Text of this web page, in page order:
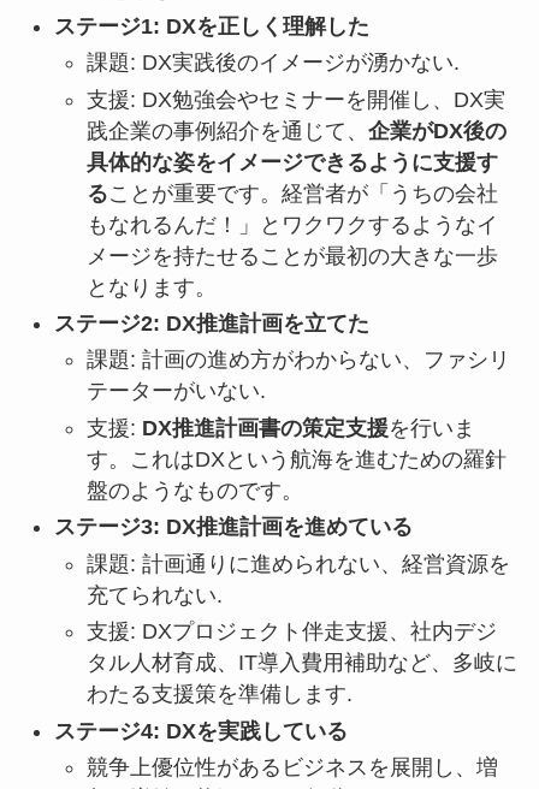
ステージ1: DXを正しく理解した
課題: DX実践後のイメージが湧かない.
支援: DX勉強会やセミナーを開催し、DX実
践企業の事例紹介を通じて、 企業がDX後の
具体的な姿をイメージできるように支援す
ることが重要です。経営者が「うちの会社
もなれるんだ！」とワクワクするようなイ
メージを持たせることが最初の大きな一歩
となります。
ステージ2: DX推進計画を立てた
課題: 計画の進め方がわからない、ファシリ
テーターがいない.
支援: DX推進計画書の策定支援を行いま
す。これはDXという航海を進むための羅針
盤のようなものです。
ステージ3: DX推進計画を進めている
課題: 計画通りに進められない、経営資源を
充てられない.
支援: DXプロジェクト伴走支援、社内デジ
タル人材育成、IT導入費用補助など、多岐に
わたる支援策を準備します.
ステージ4: DXを実践している
競争上優位性があるビジネスを展開し、増